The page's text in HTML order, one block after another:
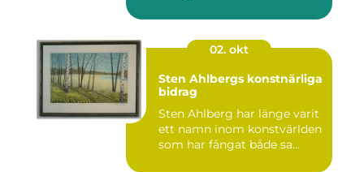
02. okt
Sten Ahlbergs konstnärliga
bidrag
Sten Ahlberg har länge varit
ett namn inom konstvärlden
som har fångat både sa...